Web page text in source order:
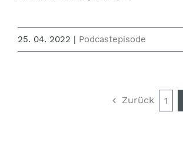
25. 04. 2022 | Podcastepisode
Zurück 1